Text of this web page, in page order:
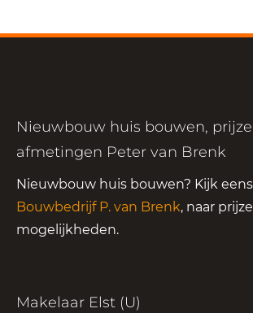
Nieuwbouw huis bouwen,
afmetingen Peter van Brenk
Nieuwbouw huis bouwen? Kijk
Bouwbedrijf P. van Brenk, naar
mogelijkheden.
Makelaar Elst (U)